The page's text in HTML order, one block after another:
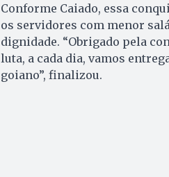
Conforme Caiado, essa
os servidores com menor
dignidade. “Obrigado pela
luta, a cada dia, vamos
goiano”, finalizou.